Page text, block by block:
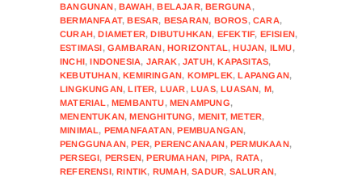
BANGUNAN,BAWAH,BELAJAR,BERGUNA,
BERMANFAAT,BESAR, BESARAN, BOROS,CARA,
CURAH,DIAMETER,DIBUTUHKAN, EFEKTIF, EFISIEN,
ESTIMASI,GAMBARAN,HORIZONTAL,HUJAN, ILMU,
INCHI,INDONESIA, JARAK,JATUH,KAPASITAS,
KEBUTUHAN,KEMIRINGAN, KOMPLEK,LAPANGAN,
LINGKUNGAN,LITER, LUAR,LUAS,LUASAN, M,
MATERIAL ,MEMBANTU,MENAMPUNG,
MENENTUKAN,MENGHITUNG, MENIT,METER,
MINIMAL, PEMANFAATAN,PEMBUANGAN,
PENGGUNAAN,PER,PERENCANAAN,PERMUKAAN,
PERSEGI, PERSEN,PERUMAHAN, PIPA, RATA,
REFERENSI,RINTIK, RUMAH,SADUR, SALURAN,